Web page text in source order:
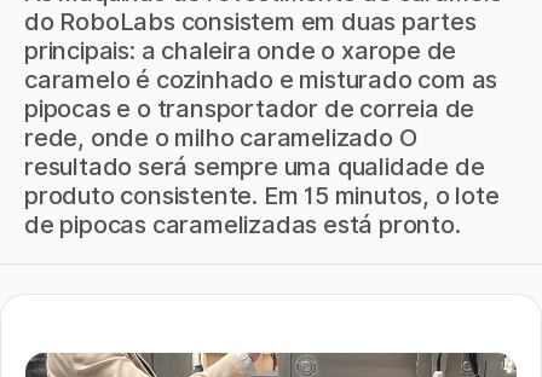
do RoboLabs consistem em duas partes
principais: a chaleira onde o xarope de
caramelo é cozinhado e misturado com as
pipocas e o transportador de correia de
rede, onde o milho caramelizado O
resultado será sempre uma qualidade de
produto consistente. Em 15 minutos, o lote
de pipocas caramelizadas está pronto.